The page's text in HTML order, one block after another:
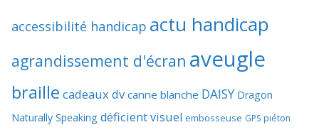
accessibilité handicap actu handicap
agrandissement d'écran aveugle
braille cadeaux dv canne blanche DAISY Dragon
Naturally Speaking déficient visuel embosseuse GPS piéton